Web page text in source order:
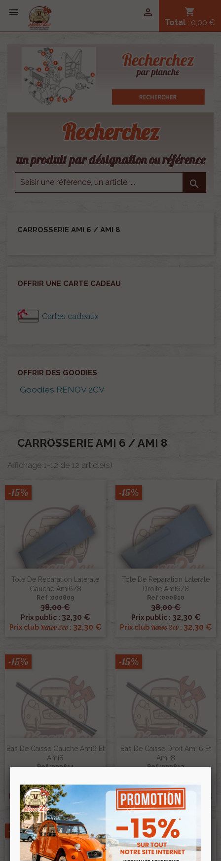
 shopping_cart
Total : 0,00 €

Recherchez
un produit par désignation ou référence

CARROSSERIE AMI 6 / AMI 8
OFFRIR UNE CARTE CADEAU
Cartes cadeaux
OFFRIR DES GOODIES
Goodies RENOV 2CV
CARROSSERIE AMI 6 / AMI 8
Affichage 1-12 de 12 article(s)
Tole De Reparation Laterale
Gauche Ami6/8
Ref :000809
38,00 €
Prix public : 32,30 €
Prix club Renov 2cv: 32,30 €
-15%
Tole De Reparation Laterale
Droite Ami6/8
Ref :000810
38,00 €
Prix public : 32,30 €
Prix club Renov 2cv: 32,30 €
-15%
Bas De Caisse Gauche Ami6 Et
Ami8
Ref :000811
Prix public :23,80 €
Prix clubRenov 2cv
-15%
Bas De Caisse Droit Ami 6 Et
Ami 8
Ref :000812
Prix public :23,80 €
Prix club Renov 2cv: 23,80 €
-15%
-15% -15%